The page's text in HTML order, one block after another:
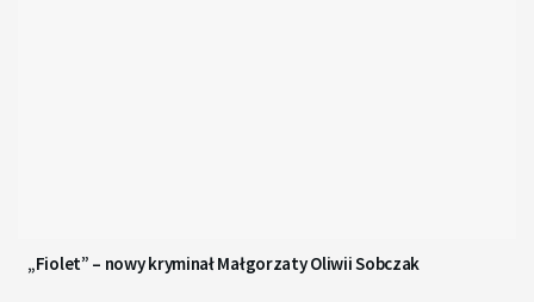
„Fiolet” – nowy kryminał Małgorzaty Oliwii Sobczak